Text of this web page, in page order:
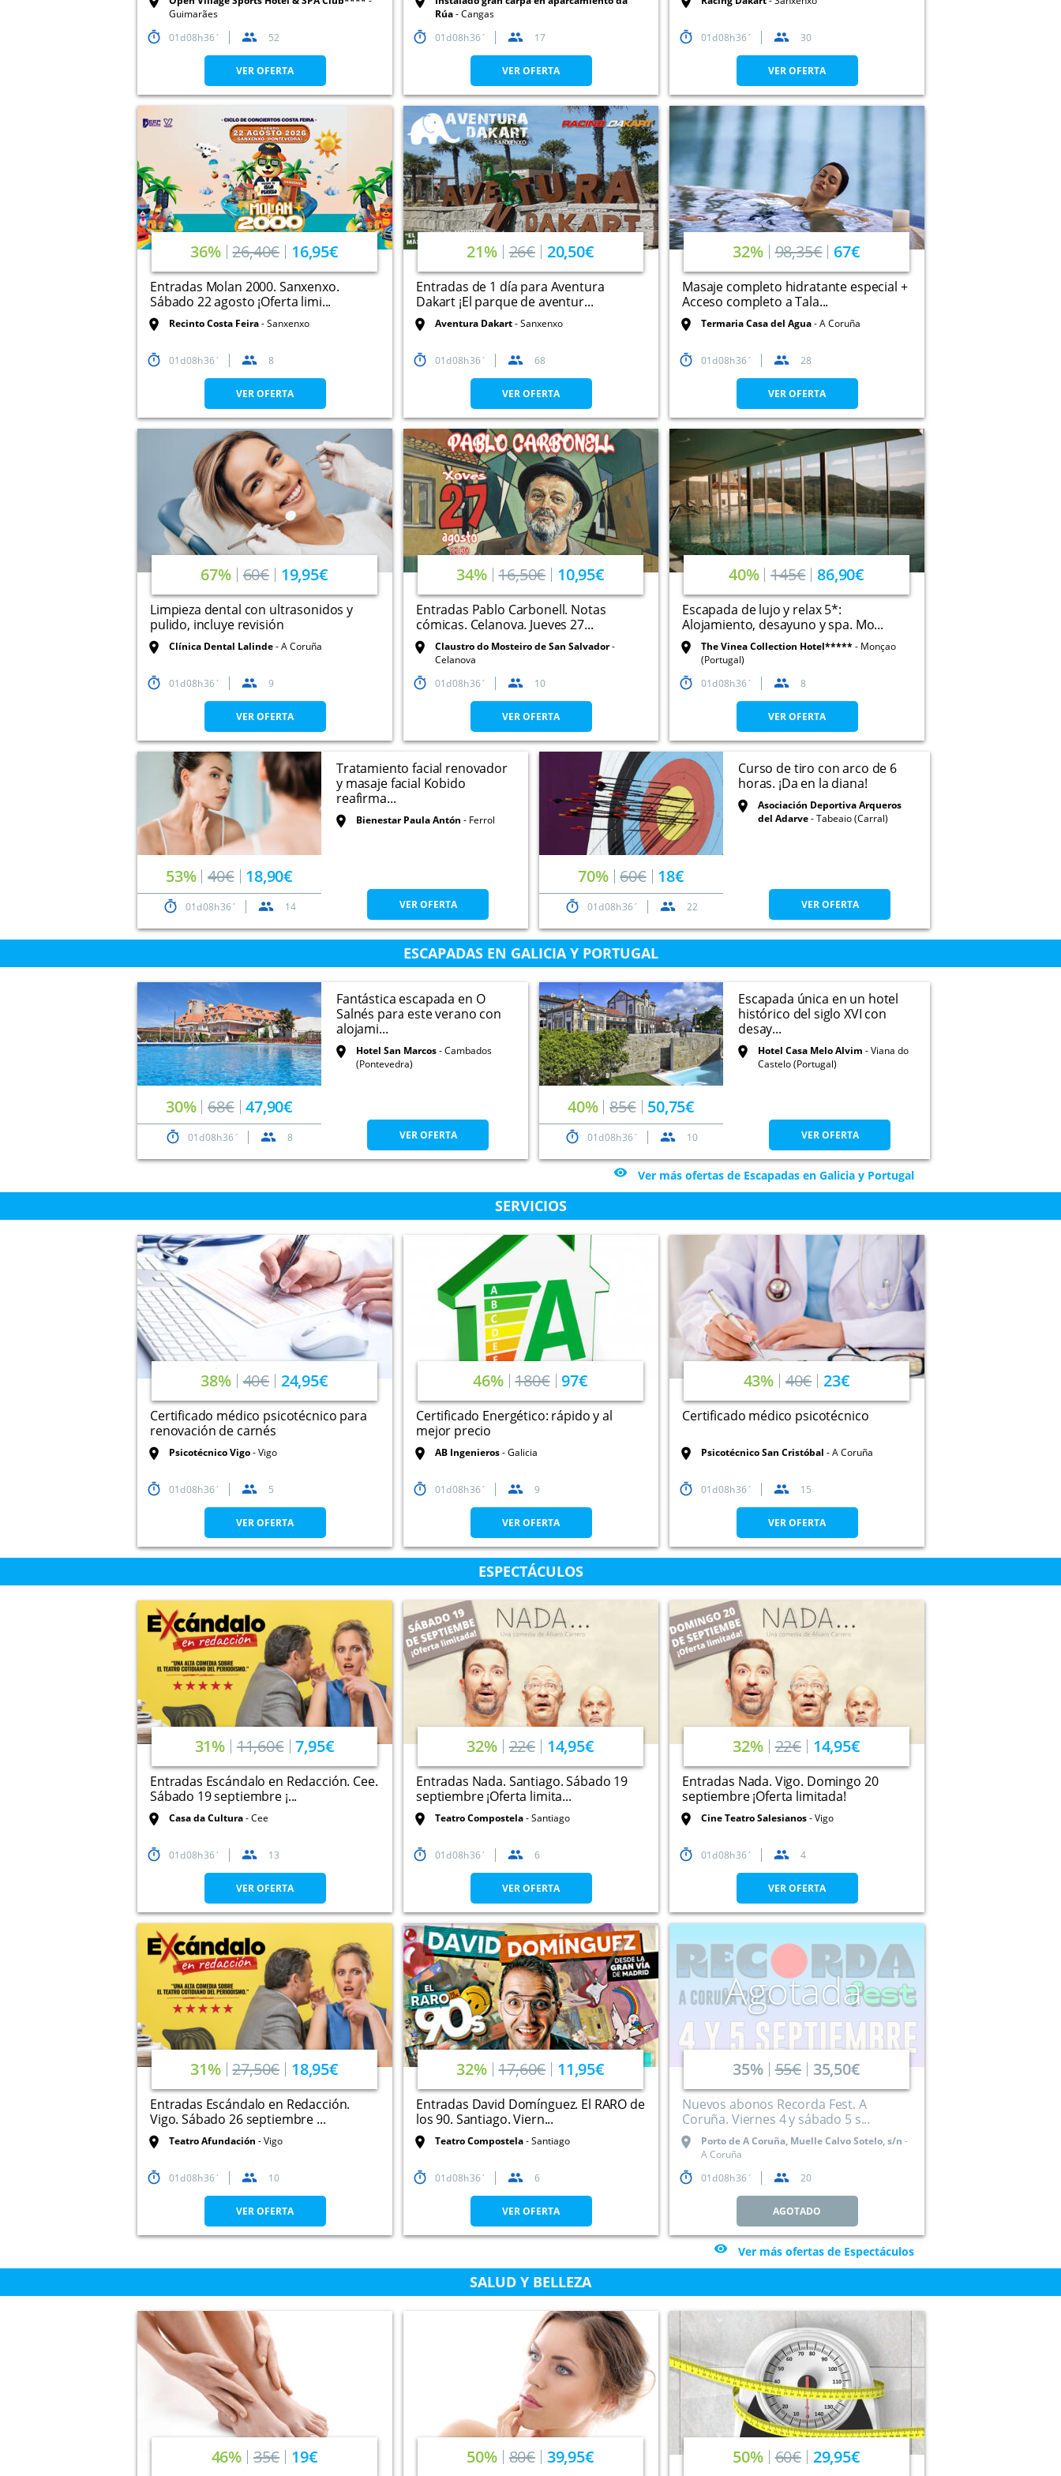
Guimarães
01
08 36 52
VER OFERTA
Rúa Cangas
01
08 36 17
VER OFERTA
01 08 36 30
VER OFERTA
36% 26,40€ 16,95€
Entradas Molan 2000. Sanxenxo.
Sábado 22 agosto ¡Oferta limi...
Recinto Costa Feira Sanxenxo
01 08 36 8
VER OFERTA
21% 26€ 20,50€
Entradas de 1 día para Aventura
Dakart ¡El parque de aventur...
Aventura Dakart Sanxenxo
01 08 36 68
VER OFERTA
32% 98,35€ 67€
Masaje completo hidratante especial +
Acceso completo a Tala...
Termaria Casa del Agua A Coruña
01 08 36 28
VER OFERTA
67% 60€ 19,95€
Limpieza dental con ultrasonidos y
pulido, incluye revisión
Clínica Dental Lalinde A Coruña
01 08 36 9
VER OFERTA
34% 16,50€ 10,95€
Entradas Pablo Carbonell. Notas
cómicas. Celanova. Jueves 27...
Claustro do Mosteiro de San Salvador
Celanova
01
08 36 10
VER OFERTA
40% 145€ 86,90€
Escapada de lujo y relax 5*:
Alojamiento, desayuno y spa. Mo...
The Vinea Collection Hotel*****
Monçao
(Portugal)
01
08 36 8
VER OFERTA
53% 40€ 18,90€
Tratamiento facial renovador
y masaje facial Kobido
reafirma...
Bienestar Paula Antón Ferrol
01 08 36 14 VER OFERTA
70% 60€ 18€
Curso de tiro con arco de 6
horas. ¡Da en la diana!
Asociación Deportiva Arqueros
del Adarve Tabeaio (Carral)
01 08 36 22 VER OFERTA
ESCAPADAS EN GALICIA Y PORTUGAL
30% 68€ 47,90€
Fantástica escapada en O
Salnés para este verano con
alojami...
Hotel San Marcos Cambados
(Pontevedra)
01 08 36 8 VER OFERTA
40% 85€ 50,75€
Escapada única en un hotel
histórico del siglo XVI con
desay...
Hotel Casa Melo Alvim
Viana do
Castelo (Portugal)
01 08 36 10 VER OFERTA
 Ver más ofertas de Escapadas en Galicia y Portugal
SERVICIOS
38% 40€ 24,95€
Certificado médico psicotécnico para
renovación de carnés
Psicotécnico Vigo Vigo
01 08 36 5
VER OFERTA
46% 180€ 97€
Certificado Energético: rápido y al
mejor precio
AB Ingenieros Galicia
01 08 36 9
VER OFERTA
43% 40€ 23€
Certificado médico psicotécnico
Psicotécnico San Cristóbal A Coruña
01 08 36 15
VER OFERTA
ESPECTÁCULOS
31% 11,60€ 7,95€
Entradas Escándalo en Redacción. Cee.
Sábado 19 septiembre ¡...
Casa da Cultura Cee
01 08 36 13
VER OFERTA
32% 22€ 14,95€
Entradas Nada. Santiago. Sábado 19
septiembre ¡Oferta limita...
Teatro Compostela Santiago
01 08 36 6
VER OFERTA
32% 22€ 14,95€
Entradas Nada. Vigo. Domingo 20
septiembre ¡Oferta limitada!
Cine Teatro Salesianos Vigo
01 08 36 4
VER OFERTA
31% 27,50€ 18,95€
Entradas Escándalo en Redacción.
Vigo. Sábado 26 septiembre ...
Teatro Afundación Vigo
01 08 36 10
VER OFERTA
32% 17,60€ 11,95€
Entradas David Domínguez. El RARO de
los 90. Santiago. Viern...
Teatro Compostela Santiago
01 08 36 6
VER OFERTA
Agotada
35% 55€ 35,50€
Nuevos abonos Recorda Fest. A
Coruña. Viernes 4 y sábado 5 s...
Porto de A Coruña, Muelle Calvo Sotelo, s/n
A Coruña
01
08 36 20
AGOTADO
 Ver más ofertas de Espectáculos
SALUD Y BELLEZA
46% 35€ 19€ 50% 80€ 39,95€ 50% 60€ 29,95€